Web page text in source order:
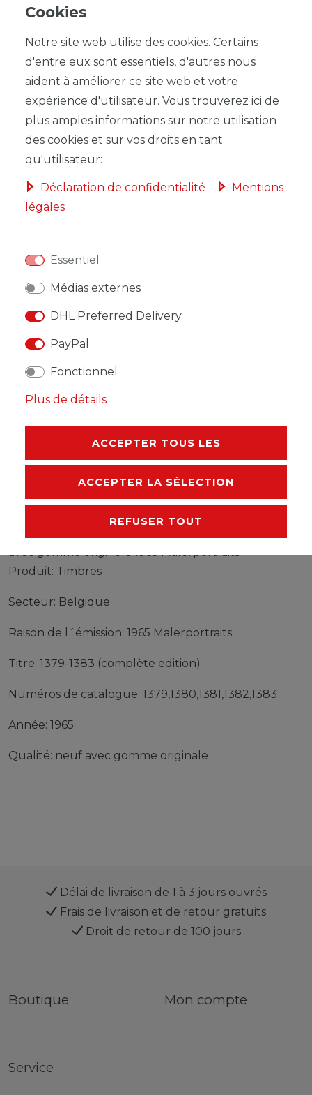
DANS LE PANIER
DESCRIPTION
AUTRES DÉTAILS
RESPONSABLE DE L'UE
Produit: Timbres
Secteur: Belgique
Raison de l´émission: 1965 Malerportraits
Titre: 1379-1383 (complète edition)
Numéros de catalogue: 1379,1380,1381,1382,1383
Année: 1965
Qualité: neuf avec gomme originale
Délai de livraison de 1 à 3 jours ouvrés
Frais de livraison et de retour gratuits
Droit de retour de 100 jours
Boutique Mon compte
Service
Cookies
Notre site web utilise des cookies. Certains
d'entre eux sont essentiels, d'autres nous
aident à améliorer ce site web et votre
expérience d'utilisateur. Vous trouverez ici de
plus amples informations sur notre utilisation
des cookies et sur vos droits en tant
qu'utilisateur:
Déclaration de confidentialité
Mentions
légales
Essentiel
Médias externes
DHL Preferred Delivery
PayPal
Fonctionnel
Plus de détails
ACCEPTER TOUS LES
ACCEPTER LA SÉLECTION
REFUSER TOUT